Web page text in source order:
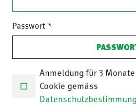
Passwort
Anmeldung für 3
Cookie gemäss